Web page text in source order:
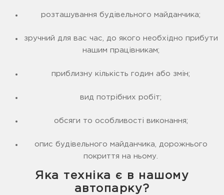
розташування будівельного майданчика;
зручний для вас час, до якого необхідно прибути
нашим працівникам;
приблизну кількість годин або змін;
вид потрібних робіт;
обсяги то особливості виконання;
опис будівельного майданчика, дорожнього
покриття на ньому.
Яка техніка є в нашому
автопарку?